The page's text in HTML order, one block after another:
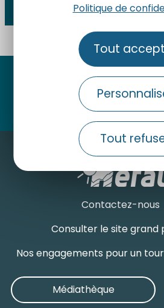
Politique de
Tout
Tout
Un eldorado pour les trailers
Suivez-nous
Contactez-nous
Consulter le site grand
Nos engagements pour un
Médiathèque